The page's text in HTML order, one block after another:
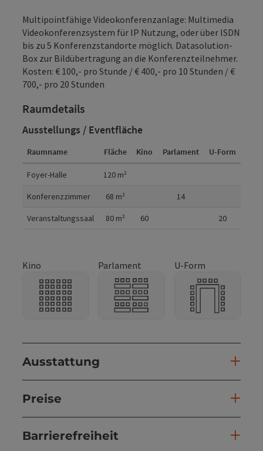
Multipointfähige Videokonferenzanlage: Multimedia
Videokonferenzsystem für IP Nutzung, oder über ISDN
bis zu 5 Konferenzstandorte möglich. Datasolution-
Box zur Bildübertragung an die Konferenzteilnehmer.
Kosten: € 100,- pro Stunde / € 400,- pro 10 Stunden / €
700,- pro 20 Stunden
Raumdetails
Ausstellungs / Eventfläche
Raumname Fläche Kino Parlament U-Form
Foyer-Halle 120 m²
Konferenzzimmer 68 m² 14
Veranstaltungssaal 80m² 60 20
Kino Parlament U-Form
Ausstattung
Preise
Barrierefreiheit